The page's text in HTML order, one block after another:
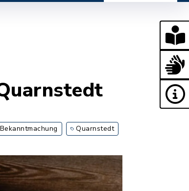
Quarnstedt